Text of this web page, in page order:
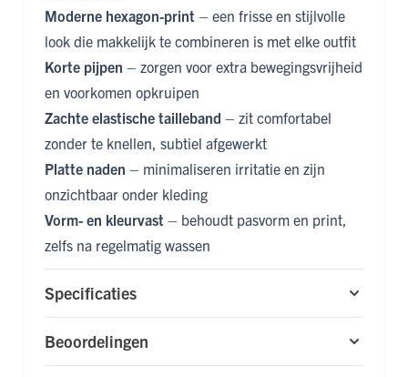
Moderne hexagon-print – een frisse en stijlvolle
look die makkelijk te combineren is met elke outfit
Korte pijpen – zorgen voor extra bewegingsvrijheid
en voorkomen opkruipen
Zachte elastische tailleband – zit comfortabel
zonder te knellen, subtiel afgewerkt
Platte naden – minimaliseren irritatie en zijn
onzichtbaar onder kleding
Vorm- en kleurvast – behoudt pasvorm en print,
zelfs na regelmatig wassen
Specificaties
Beoordelingen